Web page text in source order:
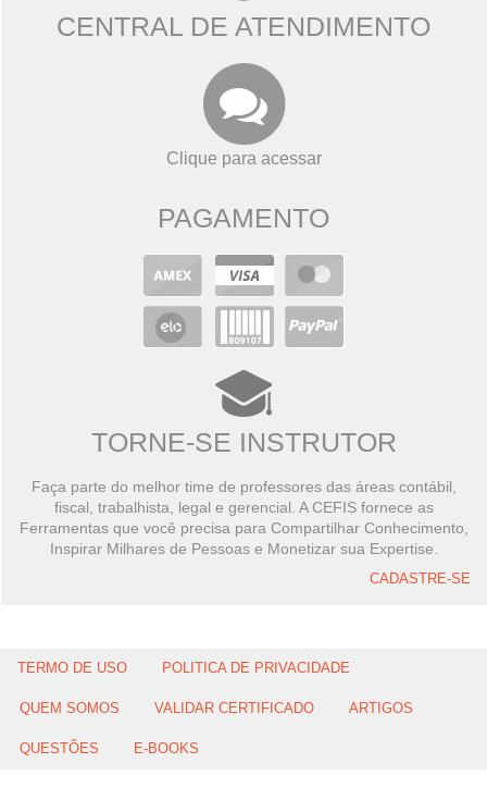
CENTRAL DE ATENDIMENTO
Clique para acessar
PAGAMENTO
TORNE-SE INSTRUTOR
Faça parte do melhor time de professores das áreas contábil,
fiscal, trabalhista, legal e gerencial. A CEFIS fornece as
Ferramentas que você precisa para Compartilhar Conhecimento,
Inspirar Milhares de Pessoas e Monetizar sua Expertise.
CADASTRE-SE
TERMO DE USO POLITICA DE PRIVACIDADE
QUEM SOMOS VALIDAR CERTIFICADO ARTIGOS
QUESTÕES E-BOOKS